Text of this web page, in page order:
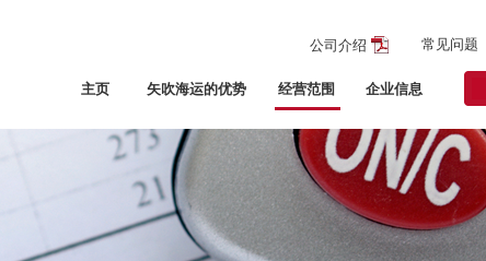
主页 矢吹海运的优势 经营范围 企业信息
常见问题
公司介绍